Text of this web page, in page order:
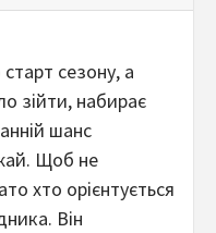
сезону, а
зійти, набирає
шанс
Щоб не
хто орієнтується
Він